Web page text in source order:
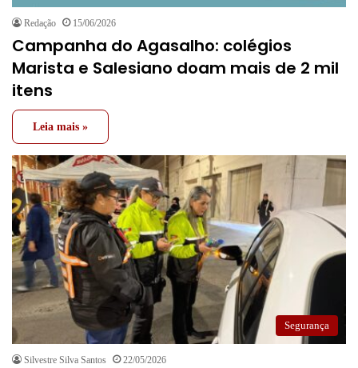
Redação 15/06/2026
Campanha do Agasalho: colégios
Marista e Salesiano doam mais de 2 mil
itens
Leia mais »
Segurança
Silvestre Silva Santos 22/05/2026